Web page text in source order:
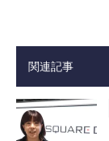
関連記事